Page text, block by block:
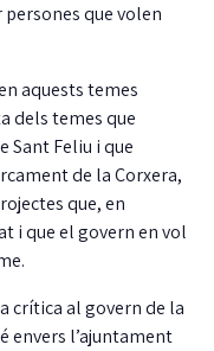
que volen
aquests temes
dels temes que
Sant Feliu i que
de la Corxera,
que, en
i que el govern en vol
crítica al govern de la
envers l’ajuntament